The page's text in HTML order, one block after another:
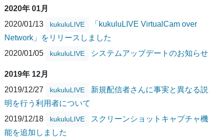
2020年 01月
2020/01/13
kukuluLIVE
「kukuluLIVE VirtualCam over
Network」をリリースしました
2020/01/05
kukuluLIVE システムアップデートのお知らせ
2019年 12月
2019/12/27
kukuluLIVE
新規配信者さんに事実と異なる説
明を行う利用者について
2019/12/18
kukuluLIVE
スクリーンショットキャプチャ機
能を追加しました